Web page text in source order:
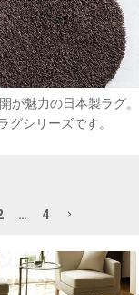
が魅力の日本製ラグ。
グシリーズです。
… 4